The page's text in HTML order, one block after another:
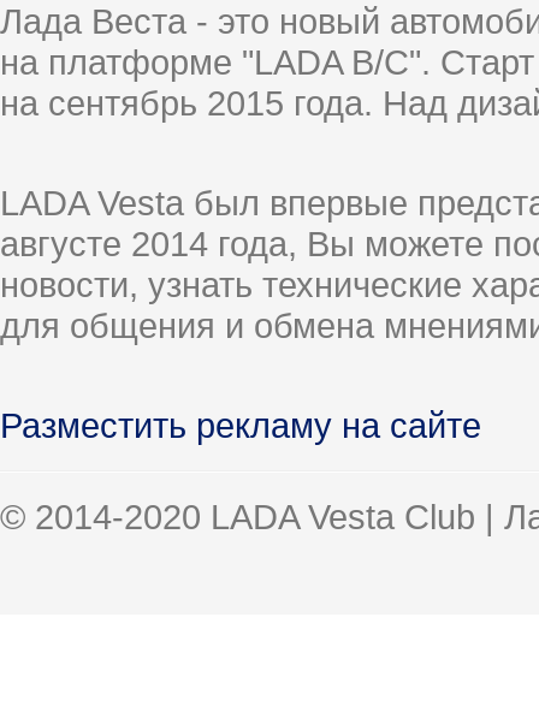
Лада Веста - это новый
на платформе "LADA B/C".
на сентябрь 2015 года. Над
LADA Vesta был впервые
августе 2014 года, Вы можете
новости, узнать технические
для общения и обмена
Разместить рекламу на сайте
© 2014-2020 LADA Vesta Club |